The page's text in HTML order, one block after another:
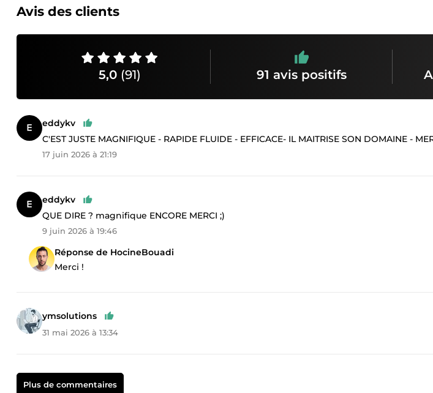
Avis des clients
5,0 (91) 91 avis positifs
eddykv
C'EST JUSTE MAGNIFIQUE - RAPIDE FLUIDE - EFFICACE- IL MAITRISE SON DOMAINE -
17 juin 2026 à 21:19
eddykv
QUE DIRE ? magnifique ENCORE MERCI ;)
9 juin 2026 à 19:46
Réponse de HocineBouadi
Merci !
ymsolutions
31 mai 2026 à 13:34
Plus de commentaires